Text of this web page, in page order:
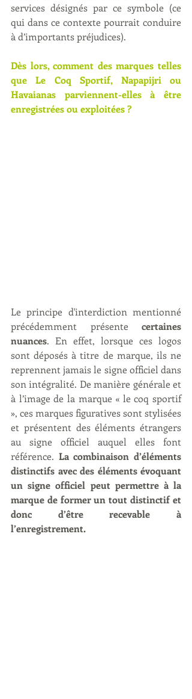
services désignés par ce symbole (ce
qui dans ce contexte pourrait conduire
à d’importants préjudices).
Dès lors, comment des marques telles
que Le Coq Sportif, Napapijri ou
Havaianas parviennent-elles à être
enregistrées ou exploitées ?
Le principe d'interdiction mentionné
précédemment présente certaines
nuances. En effet, lorsque ces logos
sont déposés à titre de marque, ils ne
reprennent jamais le signe officiel dans
son intégralité. De manière générale et
à l’image de la marque « le coq sportif
», ces marques figuratives sont stylisées
et présentent des éléments étrangers
au signe officiel auquel elles font
référence. La combinaison d’éléments
distinctifs avec des éléments évoquant
un signe officiel peut permettre à la
marque de former un tout distinctif et
donc d’être recevable à
l’enregistrement.